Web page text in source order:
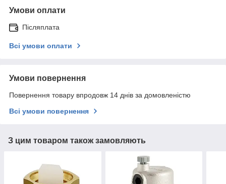
Умови оплати
Післяплата
Всі умови оплати
Умови повернення
Повернення товару впродовж 14 днів за домовленістю
Всі умови повернення
З цим товаром також замовляють